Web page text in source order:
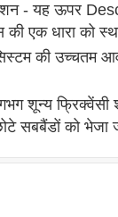
- यह ऊपर
की एक धारा को
की उच्चतम
शून्य फ्रिक्वेंसी
सबबैंडों को भेजा